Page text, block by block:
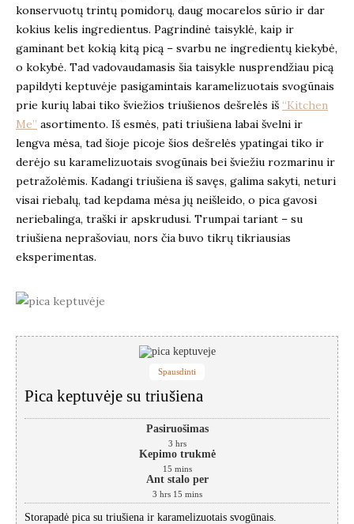
konservuotų trintų pomidorų, daug mocarelos sūrio ir dar
kokius kelis ingredientus. Pagrindinė taisyklė, kaip ir
gaminant bet kokią kitą picą – svarbu ne ingredientų kiekybė,
o kokybė. Tad vadovaudamasis šia taisykle nusprendžiau picą
papildyti keptuvėje pasigamintais karamelizuotais svogūnais
prie kurių labai tiko šviežios triušienos dešrelės iš “Kitchen
Me” asortimento. Iš esmės, pati triušiena labai švelni ir
lengva mėsa, tad šioje picoje šios dešrelės ypatingai tiko ir
derėjo su karamelizuotais svogūnais bei šviežiu rozmarinu ir
petražolėmis. Kadangi triušiena iš savęs, galima sakyti, neturi
visai riebalų, tad kepdama mėsa jų neišleido, o pica gavosi
neriebalinga, traški ir apskrudusi. Trumpai tariant – su
triušiena neprašoviau, nors čia buvo tikrų tikriausias
eksperimentas.
Spausdinti
Pica keptuvėje su triušiena
Pasiruošimas
3 hrs
Kepimo trukmė
15 mins
Ant stalo per
3 hrs 15 mins
Storapadė pica su triušiena ir karamelizuotais svogūnais.